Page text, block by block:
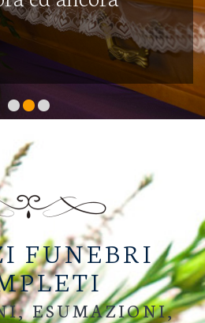
FUNEBRI
ESUMAZIONI,